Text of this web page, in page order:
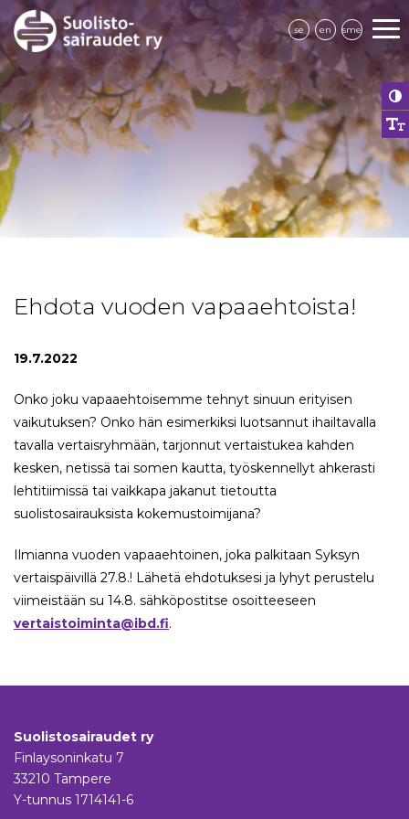
se en sme
Ehdota vuoden vapaaehtoista!
19.7.2022
Onko joku vapaaehtoisemme tehnyt sinuun erityisen
vaikutuksen? Onko hän esimerkiksi luotsannut ihailtavalla
tavalla vertaisryhmään, tarjonnut vertaistukea kahden
kesken, netissä tai somen kautta, työskennellyt ahkerasti
lehtitiimissä tai vaikkapa jakanut tietoutta
suolistosairauksista kokemustoimijana?
Ilmianna vuoden vapaaehtoinen, joka palkitaan Syksyn
vertaispäivillä 27.8.! Lähetä ehdotuksesi ja lyhyt perustelu
viimeistään su 14.8. sähköpostitse osoitteeseen
vertaistoiminta@ibd.fi.
Suolistosairaudet ry
Finlaysoninkatu 7
33210 Tampere
Y-tunnus 1714141-6